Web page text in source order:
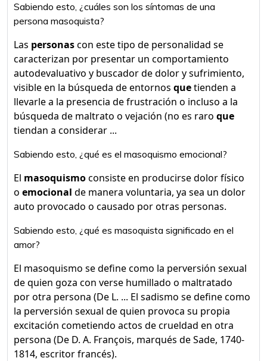
Sabiendo esto, ¿cuáles son los síntomas de una
persona masoquista?
Las personascon este tipo de personalidad se
caracterizan por presentar un comportamiento
autodevaluativo y buscador de dolor y sufrimiento,
visible en la búsqueda de entornos quetienden a
llevarle a la presencia de frustración o incluso a la
búsqueda de maltrato o vejación (no es raro que
tiendan a considerar ...
Sabiendo esto, ¿qué es el masoquismo emocional?
El masoquismoconsiste en producirse dolor físico
o emocional de manera voluntaria, ya sea un dolor
auto provocado o causado por otras personas.
Sabiendo esto, ¿qué es masoquista significado en el
amor?
El masoquismo se define como la perversión sexual
de quien goza con verse humillado o maltratado
por otra persona (De L. ... El sadismo se define como
la perversión sexual de quien provoca su propia
excitación cometiendo actos de crueldad en otra
persona (De D. A. François, marqués de Sade, 1740-
1814, escritor francés).